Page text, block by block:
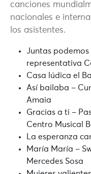
canciones
nacionales e
los asistentes.
Juntas
representativa
Casa lúdica el
Así bailaba –
Amaia
Gracias a ti –
Centro Musical
La esperanza
María María –
Mercedes Sosa